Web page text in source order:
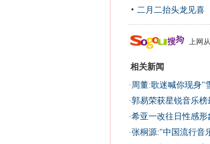
二月二抬头龙见喜
上网
相关新闻
· 周董:歌迷喊你现身"
·郭易荣获星锐音乐
·希亚一改往日性感
·张桐源:"中国流行音